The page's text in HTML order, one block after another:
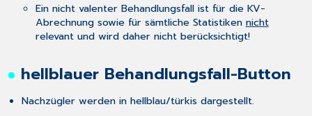
Ein nicht valenter Behandlungsfall ist für die KV-
Abrechnung sowie für sämtliche Statistikennicht
relevant und wird daher nicht berücksichtigt!
hellblauer Behandlungsfall-Button
Nachzügler werden in hellblau/türkis dargestellt.